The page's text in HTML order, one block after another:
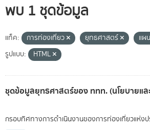
พบ 1 ชุดข้อมูล
แท็ค: การท่องเที่ยว ยุทธศาสตร์ แผ
รูปแบบ:
HTML
ชุดข้อมูลยุทธศาสตร์ของ ททท. (นโยบายแ
กรอบทิศทางการดำเนินงานของการท่องเที่ยวแห่งปร